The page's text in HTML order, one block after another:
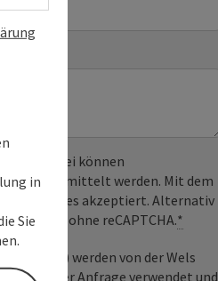
Dabei können
übermittelt werden. Mit dem
Cookies akzeptiert. Alternativ
– ganz ohne reCAPTCHA.*
(optional) werden von der Wels
Ihrer Anfrage verwendet und
in
Sie